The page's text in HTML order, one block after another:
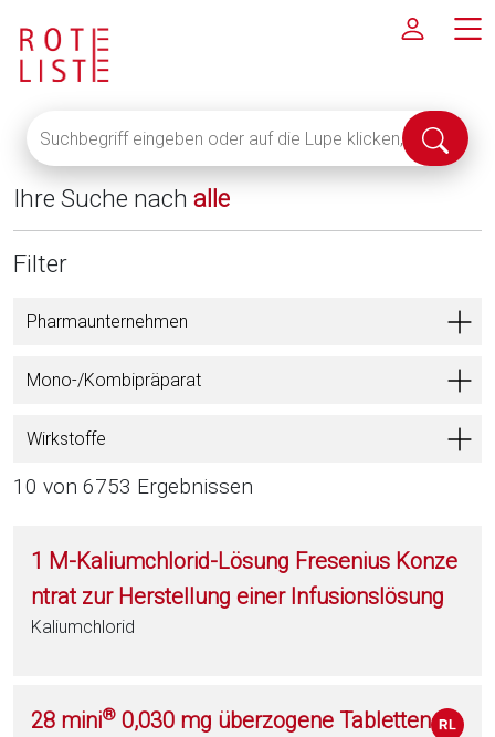
eingeben
oder
auf
die
Lupe
alle
anzuzeigen
Suche
Ihre Suche nach alle
Filter
Pharmaunternehmen
Mono-/Kombipräparat
Wirkstoffe
10 von 6753 Ergebnissen
1 M-Kaliumchlorid-Lösung Fresenius Konze
ntrat zur Herstellung einer Infusionslösung
Kaliumchlorid
28 mini® 0,030 mg überzogene Tabletten